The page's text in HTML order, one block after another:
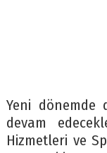
Yeni dönemde
devam
Hizmetleri ve